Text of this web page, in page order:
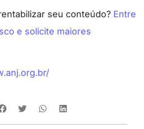
seu conteúdo? Entre
e solicite maiores